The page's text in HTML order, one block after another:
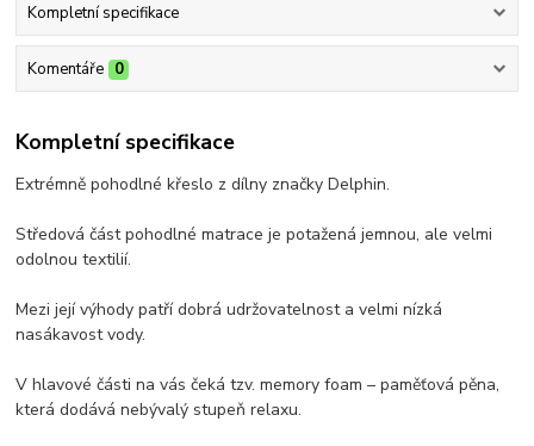
Kompletní specifikace
Komentáře 0
Kompletní specifikace
Extrémně pohodlné křeslo z dílny značky Delphin.
Středová část pohodlné matrace je potažená jemnou, ale velmi
odolnou textilií.
Mezi její výhody patří dobrá udržovatelnost a velmi nízká
nasákavost vody.
V hlavové části na vás čeká tzv. memory foam – paměťová pěna,
která dodává nebývalý stupeň relaxu.